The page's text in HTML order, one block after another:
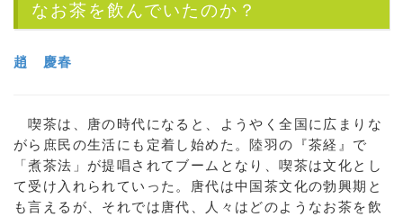
なお茶を飲んでいたのか？
趙 慶春
喫茶は、唐の時代になると、ようやく全国に広まりな
がら庶民の生活にも定着し始めた。陸羽の『茶経』で
「煮茶法」が提唱されてブームとなり、喫茶は文化とし
て受け入れられていった。唐代は中国茶文化の勃興期と
も言えるが、それでは唐代、人々はどのようなお茶を飲